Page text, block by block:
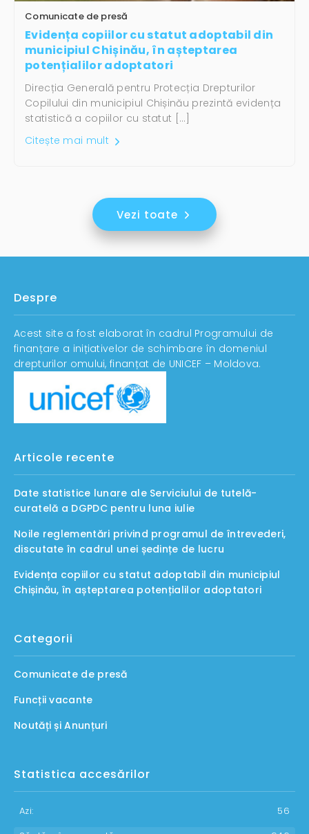
Comunicate de presă
Evidența copiilor cu statut adoptabil din
municipiul Chișinău, în așteptarea
potențialilor adoptatori
Direcția Generală pentru Protecția Drepturilor
Copilului din municipiul Chișinău prezintă evidența
statistică a copiilor cu statut […]
Citește mai mult
Vezi toate
Despre
Acest site a fost elaborat în cadrul Programului de
finanțare a inițiativelor de schimbare în domeniul
drepturilor omului, finanțat de UNICEF – Moldova.
Articole recente
Date statistice lunare ale Serviciului de tutelă-
curatelă a DGPDC pentru luna iulie
Noile reglementări privind programul de întrevederi,
discutate în cadrul unei ședințe de lucru
Evidența copiilor cu statut adoptabil din municipiul
Chișinău, în așteptarea potențialilor adoptatori
Categorii
Comunicate de presă
Funcții vacante
Noutăți și Anunțuri
Statistica accesărilor
Azi:
56